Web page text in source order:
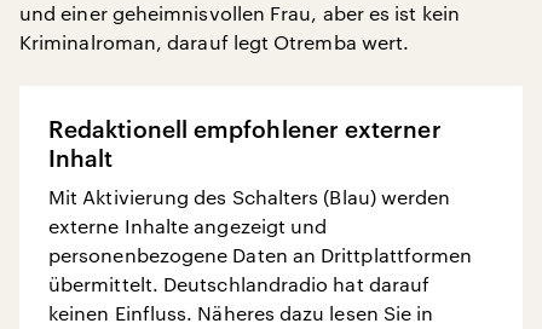
und einer geheimnisvollen Frau, aber es ist kein
Kriminalroman, darauf legt Otremba wert.
Redaktionell empfohlener externer
Inhalt
Mit Aktivierung des Schalters (Blau) werden
externe Inhalte angezeigt und
personenbezogene Daten an Drittplattformen
übermittelt. Deutschlandradio hat darauf
keinen Einfluss. Näheres dazu lesen Sie in